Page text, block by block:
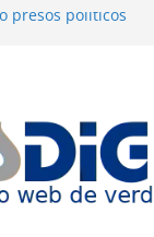
presos políticos
del preso
histórica y